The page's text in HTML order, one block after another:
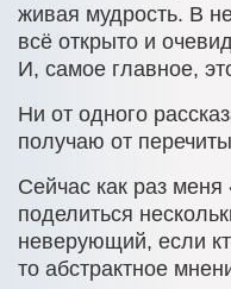
живая мудрость. В
всё открыто и
И, самое главное,
Ни от одного
получаю от
Сейчас как раз
поделиться
неверующий, если
то абстрактное